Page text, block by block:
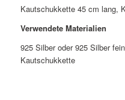
Kautschukkette 45 cm lang,
Verwendete Materialien
925 Silber oder 925 Silber
Kautschukkette